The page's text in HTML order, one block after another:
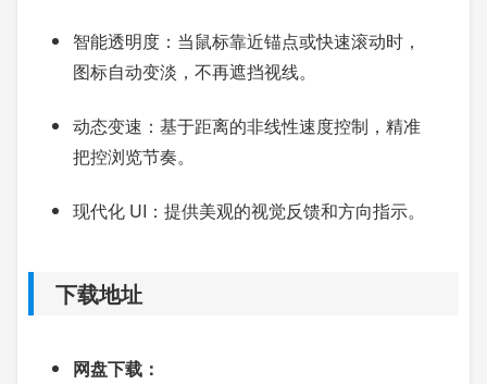
智能透明度：当鼠标靠近锚点或快速滚动时，
图标自动变淡，不再遮挡视线。
动态变速：基于距离的非线性速度控制，精准
把控浏览节奏。
现代化 UI：提供美观的视觉反馈和方向指示。
下载地址
网盘下载：